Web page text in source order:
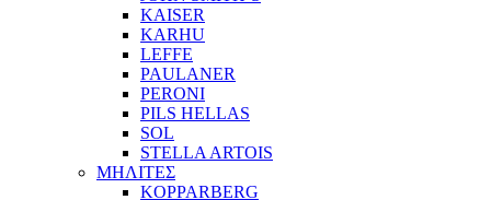
KAISER
KARHU
LEFFE
PAULANER
PERONI
PILS HELLAS
SOL
STELLA ARTOIS
ΜΗΛΙΤΕΣ
KOPPARBERG